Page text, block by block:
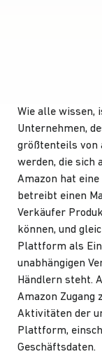
Wie alle wissen,
Unternehmen,
größtenteils von
werden, die sich
Amazon hat
betreibt einen
Verkäufer
können, und
Plattform als
unabhängigen
Händlern steht.
Amazon Zugang
Aktivitäten der
Plattform,
Geschäftsdaten.